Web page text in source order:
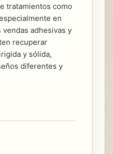
tratamientos como
en
adhesivas y
recuperar
y sólida,
diferentes y